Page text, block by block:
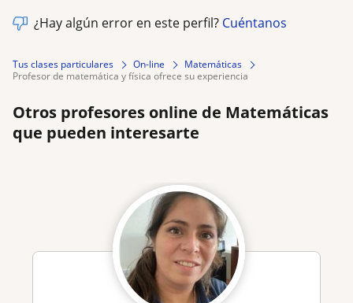
¿Hay algún error en este perfil? Cuéntanos
Tus clases particulares On-line
Matemáticas
profesor de matemática y física ofrece su experiencia
Otros profesores online de Matemáticas
que pueden interesarte